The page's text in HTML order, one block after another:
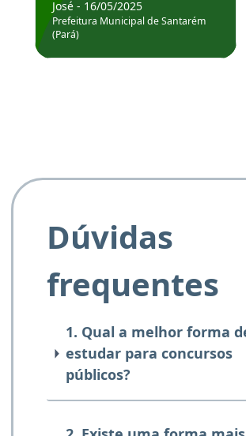
Hoje estou atuando na
Prefeitura de Santarém.
José - 16/05/2025
Prefeitura Municipal de Santarém
(Pará)
Dúvidas
frequentes
1. Qual a melhor forma
estudar para concursos
públicos?